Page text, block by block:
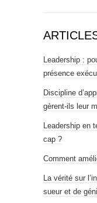
Leadership :
présence
Discipline
gèrent-ils leur
Leadership en
cap ?
Comment
La vérité sur
sueur et de